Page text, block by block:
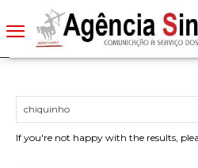
If you're not happy with the results,